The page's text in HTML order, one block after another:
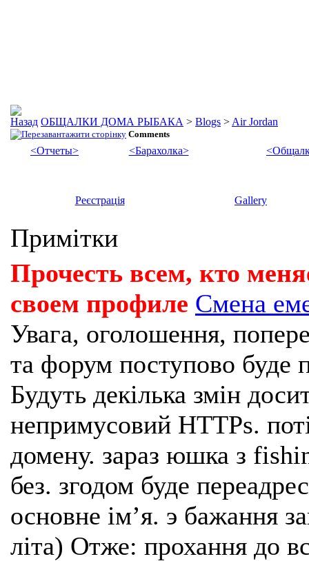
ОБЩАЛКИ ДОМА РЫБАКА > Blogs > Air Jordan
Comments
<Отчеты> <Барахолка>
Реєстрація Gallery
Примітки
Прочесть всем, кто
своем профиле Смена
Увага, оголошення,
та форум поступово буде
Будуть декілька змін
непримусовий HTTPs.
домену. зараз юшка з
без. згодом буде
основне імʼя. э бажання
літа) Отже: прохання до